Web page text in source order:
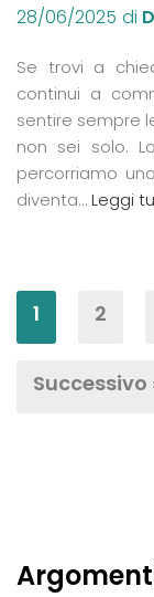
28/06/2025 di
Se trovi a
continui a
sentire sempre
non sei solo.
percorriamo
diventa…Leggi
1 2
Successivo